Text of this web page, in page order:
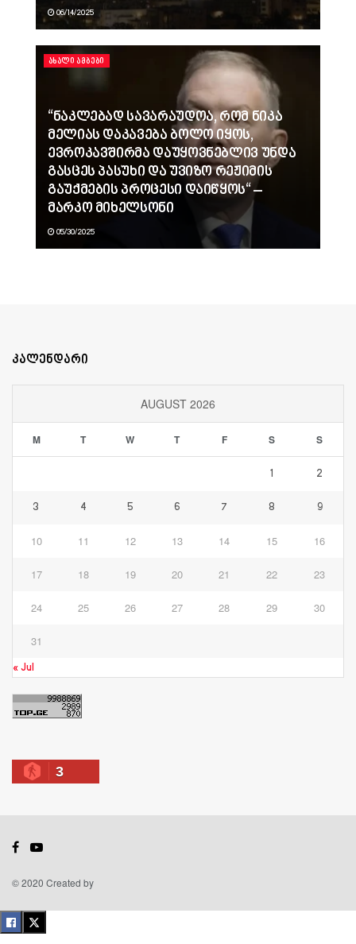
06/14/2025
ᲐᲮᲐᲚᲘ ᲐᲛᲑᲔᲑᲘ
“ნაკლებად სავარაუდოა, რომ ნიკა
მელიას დაკავება ბოლო იყოს,
ევროკავშირმა დაუყოვნებლივ უნდა
გასცეს პასუხი და უვიზო რეჟიმის
გაუქმების პროცესი დაიწყოს“ –
მარკო მიხელსონი
05/30/2025
კალენდარი
AUGUST 2026
M T W T F S S
1 2
3 4 5 6 7 8 9
10 11 12 13 14 15 16
17 18 19 20 21 22 23
24 25 26 27 28 29 30
31
« Jul
3
© 2020 Created by